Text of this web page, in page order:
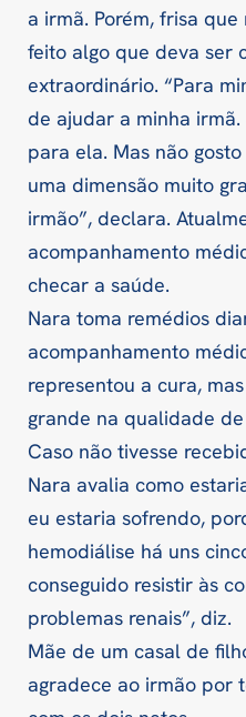
a irmã. Porém, frisa
feito algo que deva ser
extraordinário. “Para
de ajudar a minha
para ela. Mas não
uma dimensão muito
irmão”, declara.
acompanhamento
checar a saúde.
Nara toma remédios
acompanhamento
representou a cura,
grande na qualidade
Caso não tivesse
Nara avalia como
eu estaria sofrendo,
hemodiálise há uns
conseguido resistir às
problemas renais”, diz.
Mãe de um casal de
agradece ao irmão por